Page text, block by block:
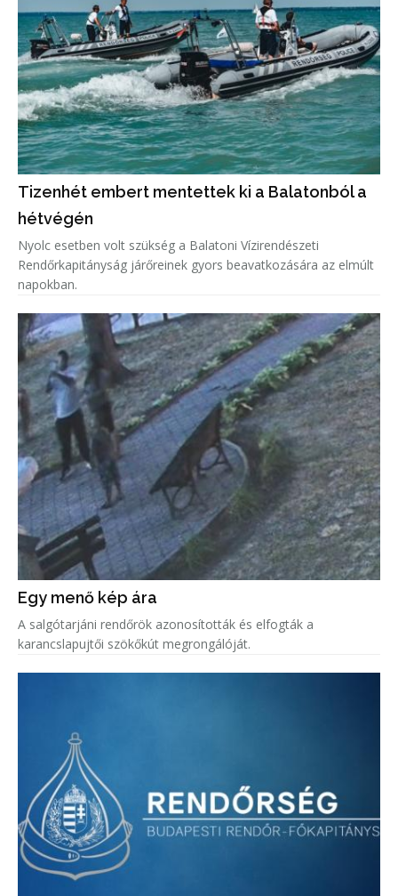
Tizenhét embert mentettek ki a Balatonból a
hétvégén
Nyolc esetben volt szükség a Balatoni Vízirendészeti
Rendőrkapitányság járőreinek gyors beavatkozására az elmúlt
napokban.
Egy menő kép ára
A salgótarjáni rendőrök azonosították és elfogták a
karancslapujtői szökőkút megrongálóját.